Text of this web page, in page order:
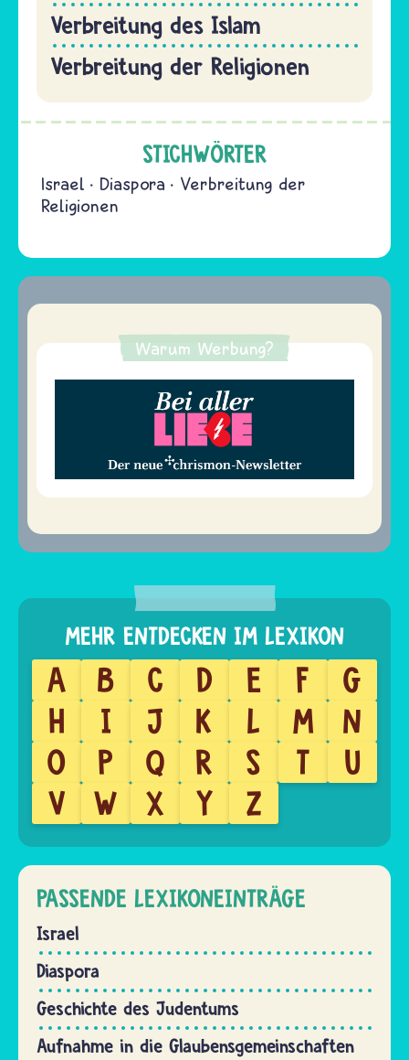
Verbreitung des Islam
Verbreitung der Religionen
STICHWÖRTER
Israel Diaspora
Verbreitung der
Religionen
Warum Werbung?
A B C D E F
G
H
I J K L M
N
O
P Q R S T
U
V
W X Y Z
PASSENDE LEXIKONEINTRÄGE
Israel
Diaspora
Geschichte des Judentums
Aufnahme in die Glaubensgemeinschaften